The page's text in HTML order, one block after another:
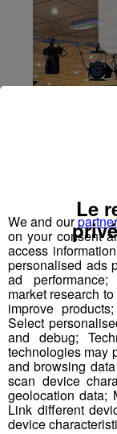
We and our
on your consent
access
personalised ads
ad
market research
improve
Select
and debug;
technologies may
and browsing
scan device
geolocation data;
Link different
device
Le